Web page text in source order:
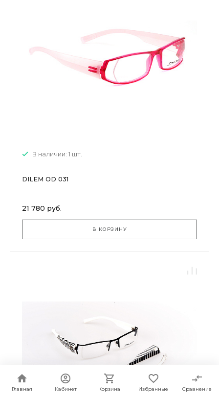
Главная Кабинет Корзина Избранные Сравнение
В наличии: 1 шт.
DILEM OD 031
21 780 руб.
В КОРЗИНУ